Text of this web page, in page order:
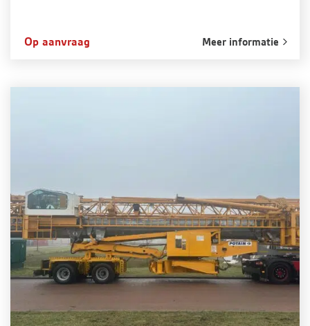
Op aanvraag Meer informatie